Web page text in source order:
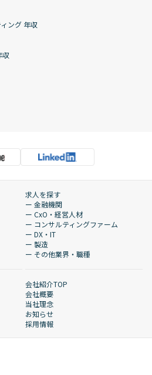
ング 年収
収
求人を探す
ー 金融機関
ー CxO・経営人材
ー コンサルティングファーム
ー DX・IT
ー 製造
ー その他業界・職種
会社紹介TOP
会社概要
当社理念
お知らせ
採用情報